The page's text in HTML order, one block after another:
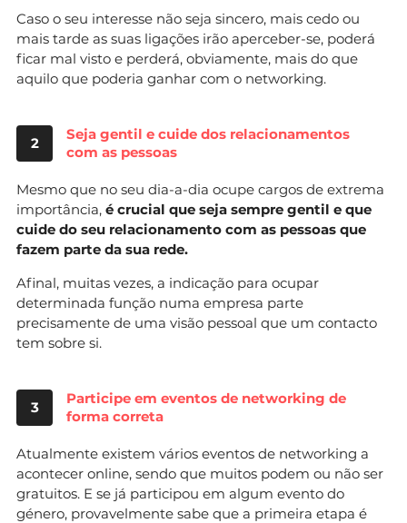
Caso o seu interesse não seja sincero, mais cedo ou
mais tarde as suas ligações irão aperceber-se, poderá
ficar mal visto e perderá, obviamente, mais do que
aquilo que poderia ganhar com o networking.
2
Seja gentil e cuide dos relacionamentos
com as pessoas
Mesmo que no seu dia-a-dia ocupe cargos de extrema
importância, é crucial que seja sempre gentil e que
cuide do seu relacionamento com as pessoas que
fazem parte da sua rede.
Afinal, muitas vezes, a indicação para ocupar
determinada função numa empresa parte
precisamente de uma visão pessoal que um contacto
tem sobre si.
3
Participe em eventos de networking de
forma correta
Atualmente existem vários eventos de networking a
acontecer online, sendo que muitos podem ou não ser
gratuitos. E se já participou em algum evento do
género, provavelmente sabe que a primeira etapa é